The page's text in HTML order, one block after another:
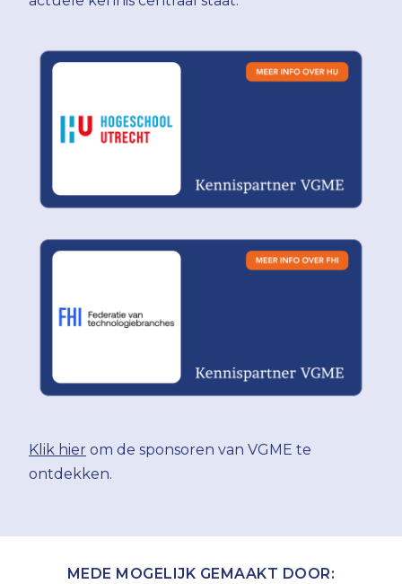
Klik hier om de sponsoren van VGME te
ontdekken.
MEDE MOGELIJK GEMAAKT DOOR: